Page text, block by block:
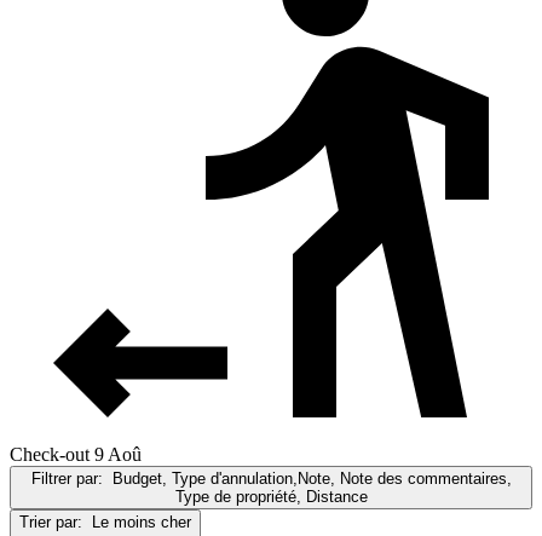
Check-out 9 Aoû
Filtrer par:
Budget, Type d'annulation,Note, Note des commentaires,
Type de propriété, Distance
Trier par:
Le moins cher